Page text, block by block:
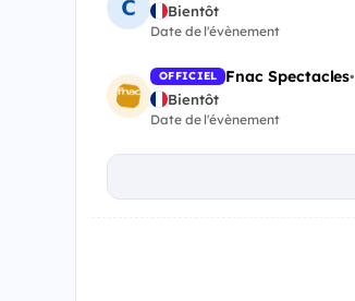
Bientôt
Date de l'évènement
OFFICIEL Fnac Spectacles•
Bientôt
Date de l'évènement